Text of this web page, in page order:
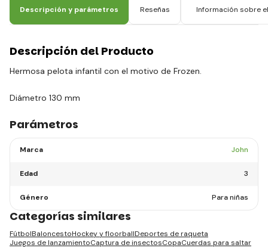
Descripción y parámetros Reseñas Información sobre
Descripción del Producto
Hermosa pelota infantil con el motivo de Frozen.
Diámetro 130 mm
Parámetros
Marca John
Edad 3
Género Para niñas
Categorías similares
FútbolBaloncestoHockey y floorballDeportes de raqueta
Juegos de lanzamientoCaptura de insectosCopaCuerdas para saltar